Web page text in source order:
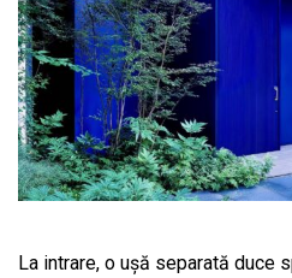
La intrare, o ușă separată duce